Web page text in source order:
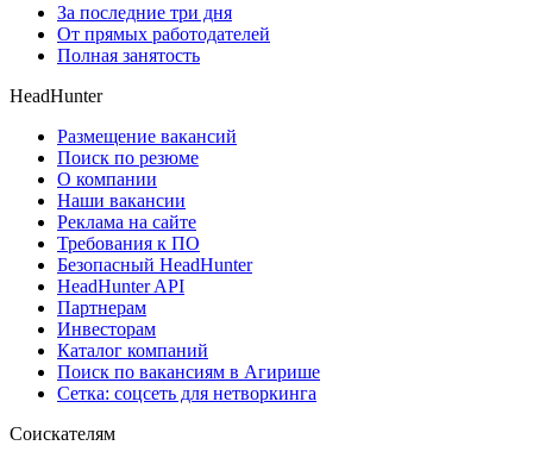
За последние три дня
От прямых работодателей
Полная занятость
HeadHunter
Размещение вакансий
Поиск по резюме
О компании
Наши вакансии
Реклама на сайте
Требования к ПО
Безопасный HeadHunter
HeadHunter API
Партнерам
Инвесторам
Каталог компаний
Поиск по вакансиям в Агирише
Сетка: соцсеть для нетворкинга
Соискателям